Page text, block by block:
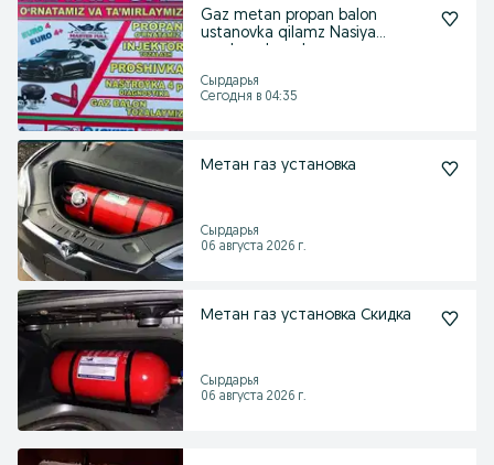
Gaz metan propan balon
ustanovka qilamz Nasiya
Сырдарья
Сегодня в 04:35
Метан газ установка
Сырдарья
06 августа 2026 г.
Метан газ установка Скидка
Сырдарья
06 августа 2026 г.